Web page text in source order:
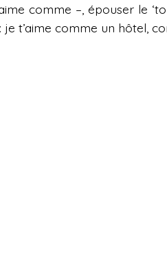
comme –, épouser le
t’aime comme un hôtel,